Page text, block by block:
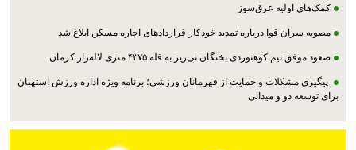
کمک‌های اولیه عرق‌سوز
مصوبه سران قوا درباره تمدید خودکار قراردادهای اجاره مسکن ابلاغ شد
صعود موفق تیم کوهنوردی بختگان نی‌ریز به قله ۴۳۷۵ متری لاله‌زار کرمان
پیگیری مشکلات و حمایت از قهرمانان ورزشی؛ برنامه ویژه اداره ورزش استهبان
برای توسعه دو و میدانی